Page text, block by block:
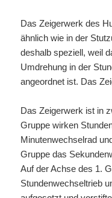
Das Zeigerwerk des
ähnlich wie in der
deshalb speziell, weil
Umdrehung in der
angeordnet ist. Das
Das Zeigerwerk ist in
Gruppe wirken
Minutenwechselrad
Gruppe das
Auf der Achse des 1.
Stundenwechseltrieb